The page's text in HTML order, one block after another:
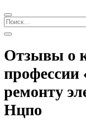
Найти:
Отзывы о
профессии
ремонту
Нцпо